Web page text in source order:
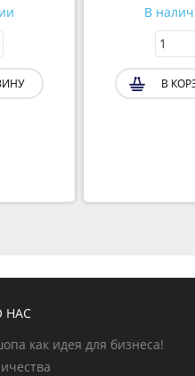
В
В
НАС
как идея для бизнеса!